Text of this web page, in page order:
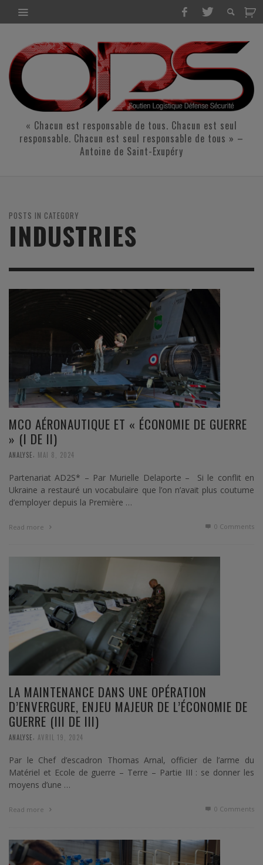
« Chacun est responsable de tous. Chacun est seul
responsable. Chacun est seul responsable de tous » –
Antoine de Saint-Exupéry
POSTS IN CATEGORY
INDUSTRIES
MCO AÉRONAUTIQUE ET « ÉCONOMIE DE GUERRE
» (I DE II)
ANALYSE MAI 8, 2024
Partenariat AD2S* – Par Murielle Delaporte – Si le conflit en
Ukraine a restauré un vocabulaire que l’on n’avait plus coutume
d’employer depuis la Première …
Read more 0 Comments
LA MAINTENANCE DANS UNE OPÉRATION
D’ENVERGURE, ENJEU MAJEUR DE L’ÉCONOMIE DE
GUERRE (III DE III)
ANALYSE AVRIL 19, 2024
Par le Chef d’escadron Thomas Arnal, officier de l’arme du
Matériel et Ecole de guerre – Terre – Partie III : se donner les
moyens d’une …
Read more 0 Comments